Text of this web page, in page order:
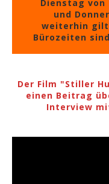
Dienstag von
und
weiterhin
Bürozeiten
Der Film "Stiller
einen Beitrag
Interview